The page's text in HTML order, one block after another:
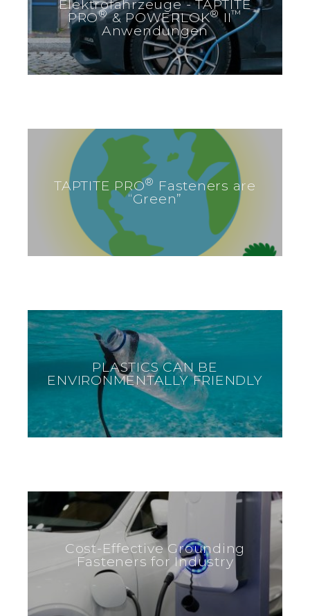
Elektrofahrzeuge - TAPTITE
PRO®& POWERLOK®II™
Anwendungen
TAPTITE PRO® Fasteners are
“Green”
PLASTICS CAN BE
ENVIRONMENTALLY FRIENDLY
Cost-Effective Grounding
Fasteners for Industry